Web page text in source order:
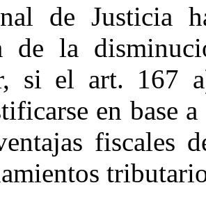
de Justicia
de la
si el art. 167
en base
fiscales